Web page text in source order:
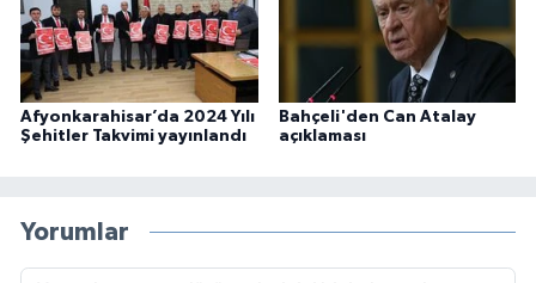
Afyonkarahisar’da 2024 Yılı
Şehitler Takvimi yayınlandı
Bahçeli'den Can Atalay
açıklaması
Yorumlar